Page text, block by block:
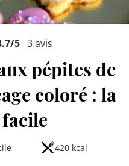
/5 3avis
pépites de
coloré : la
420 kcal